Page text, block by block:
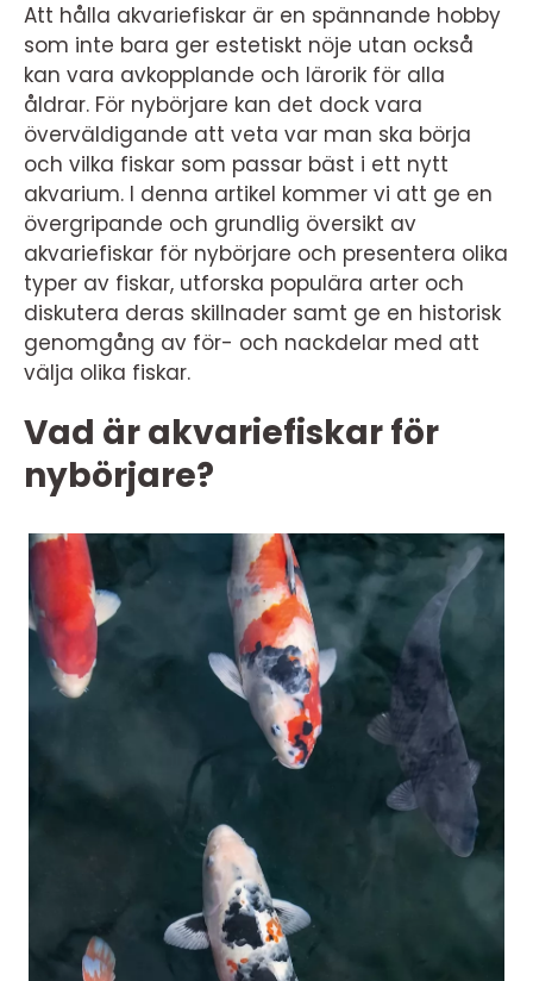
Att hålla akvariefiskar är en spännande hobby
som inte bara ger estetiskt nöje utan också
kan vara avkopplande och lärorik för alla
åldrar. För nybörjare kan det dock vara
överväldigande att veta var man ska börja
och vilka fiskar som passar bäst i ett nytt
akvarium. I denna artikel kommer vi att ge en
övergripande och grundlig översikt av
akvariefiskar för nybörjare och presentera olika
typer av fiskar, utforska populära arter och
diskutera deras skillnader samt ge en historisk
genomgång av för- och nackdelar med att
välja olika fiskar.
Vad är akvariefiskar för
nybörjare?